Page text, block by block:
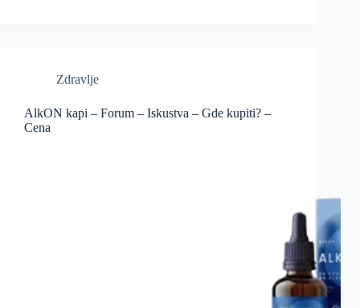
Zdravlje
AlkON kapi – Forum – Iskustva – Gde kupiti? –
Cena